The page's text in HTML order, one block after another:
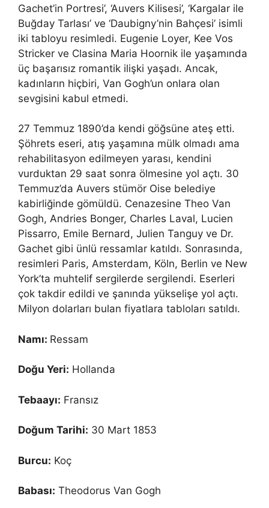
Gachet’in Portresi’, ‘Auvers Kilisesi’, ‘Kargalar ile
Buğday Tarlası’ ve ‘Daubigny’nin Bahçesi’ isimli
iki tabloyu resimledi. Eugenie Loyer, Kee Vos
Stricker ve Clasina Maria Hoornik ile yaşamında
üç başarısız romantik ilişki yaşadı. Ancak,
kadınların hiçbiri, Van Gogh’un onlara olan
sevgisini kabul etmedi.
27 Temmuz 1890’da kendi göğsüne ateş etti.
Şöhrets eseri, atış yaşamına mülk olmadı ama
rehabilitasyon edilmeyen yarası, kendini
vurduktan 29 saat sonra ölmesine yol açtı. 30
Temmuz’da Auvers stümör Oise belediye
kabirliğinde gömüldü. Cenazesine Theo Van
Gogh, Andries Bonger, Charles Laval, Lucien
Pissarro, Emile Bernard, Julien Tanguy ve Dr.
Gachet gibi ünlü ressamlar katıldı. Sonrasında,
resimleri Paris, Amsterdam, Köln, Berlin ve New
York’ta muhtelif sergilerde sergilendi. Eserleri
çok takdir edildi ve şanında yükselişe yol açtı.
Milyon dolarları bulan fiyatlara tabloları satıldı.
Namı: Ressam
Doğu Yeri: Hollanda
Tebaayı: Fransız
Doğum Tarihi: 30 Mart 1853
Burcu: Koç
Babası: Theodorus Van Gogh